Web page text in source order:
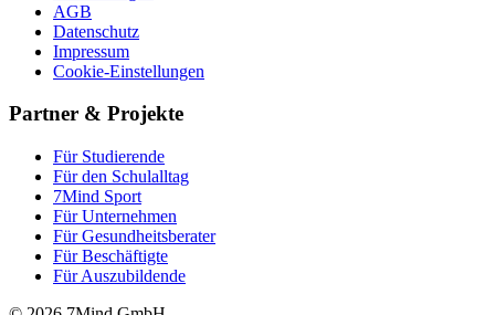
AGB
Datenschutz
Impressum
Cookie-Einstellungen
Partner & Projekte
Für Stu­die­rende
Für den Schulalltag
7Mind Sport
Für Unter­neh­men
Für Gesund­heits­be­ra­ter
Für Beschäftigte
Für Auszubildende